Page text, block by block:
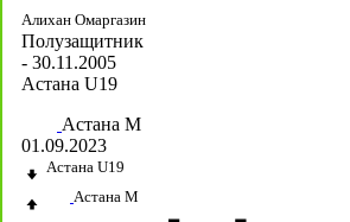
Алихан Омаргазин
Полузащитник
- 30.11.2005
Астана U19
Астана М
01.09.2023
Астана U19
Астана М